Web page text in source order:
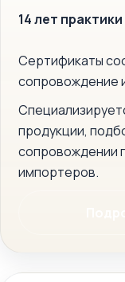
14 лет практики
Сертификаты
сопровождение
продукции,
сопровождении
импортеров.